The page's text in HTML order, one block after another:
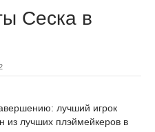
Сеска в
лучший игрок
из лучших плэймейкеров в